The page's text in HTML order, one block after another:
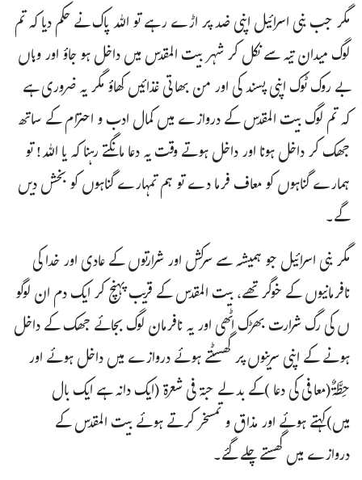
مگر جب بنی اسرائیل اپنی ضد پر اڑے رہے تو اللہ پاک نے حکم دیا کہ تم
لوگ میدان تیہ سے نکل کر شہر بیت المقدس میں داخل ہو جاؤ اور وہاں
بے روک ٹوک اپنی پسند کی اور من بھاتی غذائیں کھاؤ مگر یہ ضروری ہے
کہ تم لوگ بیت المقدس کے دروازے میں کمال ادب و احترام کے ساتھ
جھک کر داخل ہونا اور داخل ہوتے وقت یہ دعا مانگتے رہنا کہ یا اللہ! تو
ہمارے گناہوں کو معاف فرما دے تو ہم تمہارے گناہوں کو بخش دیں
گے۔
مگر بنی اسرائیل جو ہمیشہ سے سرکش اور شرارتوں کے عادی اور خدا کی
نافرمانیوں کے خوگر تھے، بیت المقدس کے قریب پہنچ کر ایک دم ان لوگو
ں کی رگ شرارت بھڑک اٹھی اور یہ نافرمان لوگ بجائے جھک کے داخل
ہونے کے اپنی سرینوں پر گھسٹتے ہوئے دروازے میں داخل ہوئے اور
حِطَّۃٌ(معافی کی دعا )کے بدلے حبۃ فی شعرۃ (ایک دانہ ہے ایک بال
میں)کہتے ہوئے اور مذاق و تمسخر کرتے ہوئے بیت المقدس کے
دروازے میں گھستے چلے گئے۔